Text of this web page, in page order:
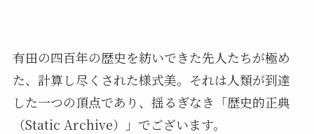
有田の四百年の歴史を紡いできた先人たちが極め
た、計算し尽くされた様式美。それは人類が到達
した一つの頂点であり、揺るぎなき「歴史的正典
（Static Archive）」でございます。